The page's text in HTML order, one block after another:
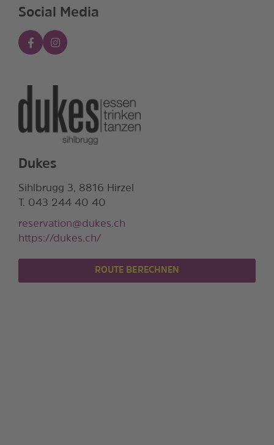
Social Media
Dukes
Sihlbrugg 3, 8816 Hirzel
T. 043 244 40 40
reservation@dukes.ch
https://dukes.ch/
ROUTE BERECHNEN